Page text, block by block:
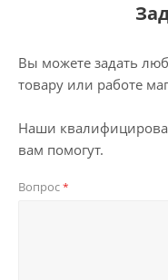
Вы можете задать
товару или работе
Наши
вам помогут.
Вопрос*